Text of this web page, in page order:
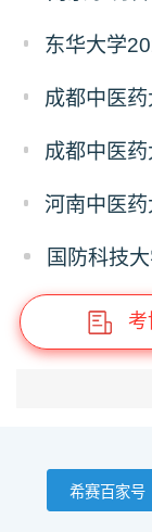
希赛百家号